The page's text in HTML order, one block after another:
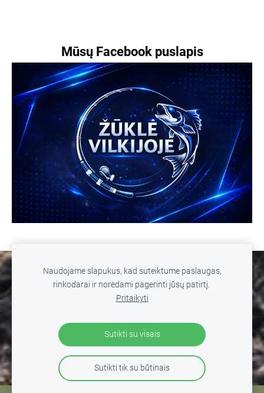
Mūsų Facebook puslapis
SLAPUKAI
© 2026 MB WILD FISHING. Žūklė Vilkijoje. Visos teisės
sutikimo draudžiama
Naudojame slapukus, kad suteiktume paslaugas,
rinkodarai ir norėdami pagerinti jūsų patirtį.
Pritaikyti
Sutikti su visais
Sutikti tik su būtinais